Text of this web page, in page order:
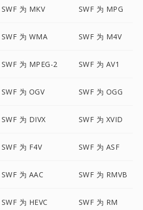
SWF 为 MKV SWF 为 MPG
SWF 为 WMA SWF 为 M4V
SWF 为 MPEG-2 SWF 为 AV1
SWF 为 OGV SWF 为 OGG
SWF 为 DIVX SWF 为 XVID
SWF 为 F4V SWF 为 ASF
SWF 为 AAC SWF 为 RMVB
SWF 为 HEVC SWF 为 RM